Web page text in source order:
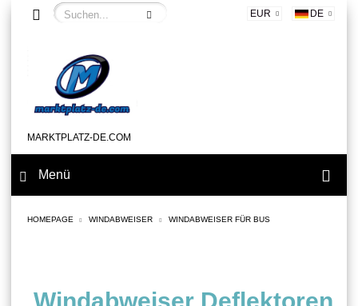
EUR DE
MARKTPLATZ-DE.COM
Menü
HOMEPAGE WINDABWEISER WINDABWEISER FÜR BUS